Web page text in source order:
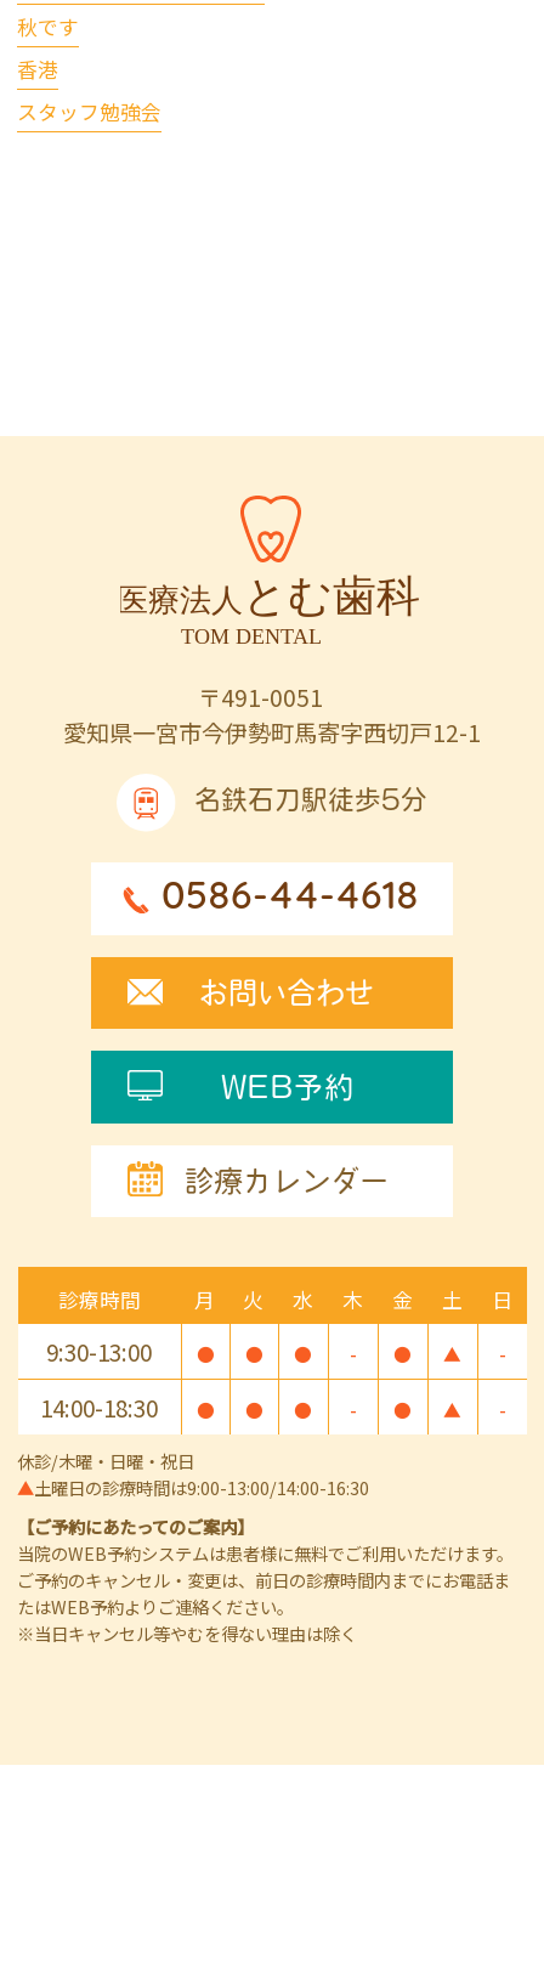
秋です
香港
スタッフ勉強会
〒491-0051
愛知県一宮市今伊勢町馬寄字西切戸12-1
名鉄石刀駅徒歩5分
0586-44-4618
お問い合わせ
WEB予約
診療カレンダー
診療時間 月 火 水 木 金 土 日
9:30-13:00 ● ● ● - ● ▲ -
14:00-18:30 ● ● ● - ● ▲ -
休診/木曜・日曜・祝日
▲土曜日の診療時間は9:00-13:00/14:00-16:30
【ご予約にあたってのご案内】
当院のWEB予約システムは患者様に無料でご利用いただけます。
ご予約のキャンセル・変更は、前日の診療時間内までにお電話ま
たはWEB予約よりご連絡ください。
※当日キャンセル等やむを得ない理由は除く